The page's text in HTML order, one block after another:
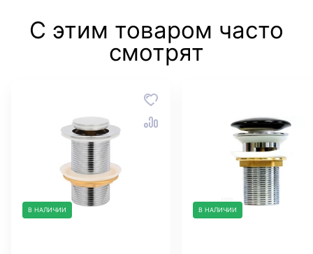
С этим товаром часто
смотрят
В НАЛИЧИИ В НАЛИЧИИ